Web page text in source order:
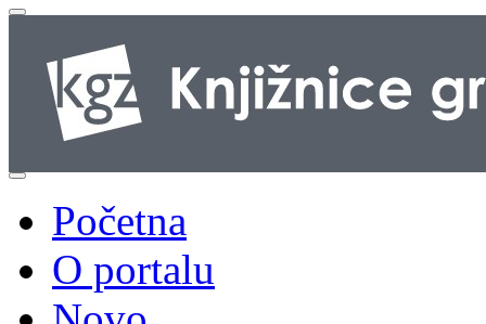
Početna
O portalu